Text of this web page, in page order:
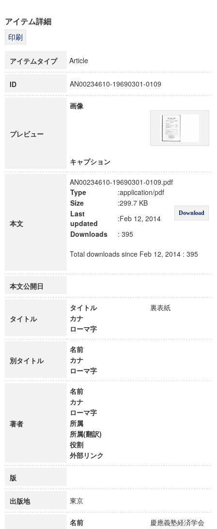
科学研究費補助金研究成果報告書
博士課程教育リーディングプログラム「超成熟社会発展のサ
アイテム詳細
アイテムタイプ Article
ID AN00234610-19690301-0109
プレビュー
画像
キャプション
本文
AN00234610-19690301-0109.pdf
Type
:application/pdf
Download
Size
:299.7 KB
Last
updated
:Feb 12, 2014
Downloads
: 395
Total downloads since Feb 12, 2014 : 395
本文公開日
タイトル
タイトル
裏表紙
カナ
ローマ字
別タイトル
名前
カナ
ローマ字
著者
名前
カナ
ローマ字
所属
所属(翻訳)
役割
外部リンク
版
出版地 東京
名前 慶應義塾経済学会